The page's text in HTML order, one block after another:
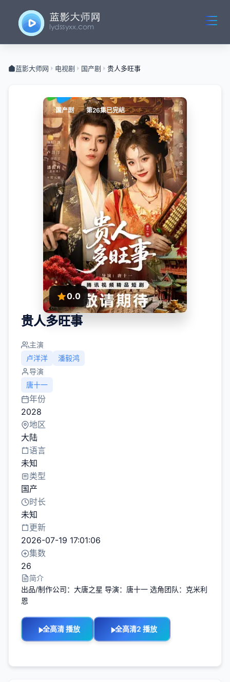
蓝影大师网 电视剧 国产剧 贵人多旺事
国产剧 第26集已完结
0.0
贵人多旺事
主演
卢洋洋
潘毅鸿
导演
唐十一
年份
2028
地区
大陆
语言
未知
类型
国产
时长
未知
更新
2026-07-19 17:01:06
集数
26
简介
出品/制作公司：大唐之星 导演：唐十一 选角团队：克米利
恩
全高清 播放 全高清2 播放